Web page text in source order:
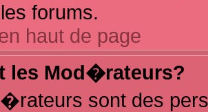
forums.
haut de page
les Mod�rateurs?
sont des